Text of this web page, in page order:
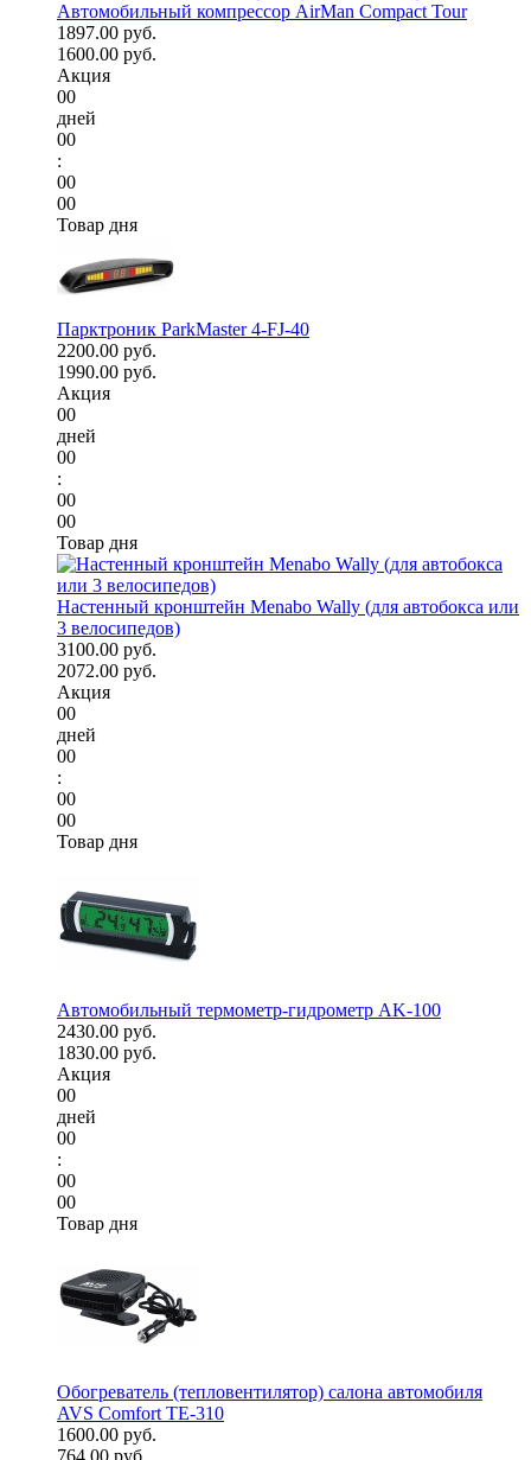
Автомобильный компрессор AirMan Compact Tour
1897.00 руб.
1600.00 руб.
Акция
00
дней
00
:
00
00
Товар дня
Парктроник ParkMaster 4-FJ-40
2200.00 руб.
1990.00 руб.
Акция
00
дней
00
:
00
00
Товар дня
Настенный кронштейн Menabo Wally (для автобокса или
3 велосипедов)
3100.00 руб.
2072.00 руб.
Акция
00
дней
00
:
00
00
Товар дня
Автомобильный термометр-гидрометр AK-100
2430.00 руб.
1830.00 руб.
Акция
00
дней
00
:
00
00
Товар дня
Обогреватель (тепловентилятор) салона автомобиля
AVS Comfort TE-310
1600.00 руб.